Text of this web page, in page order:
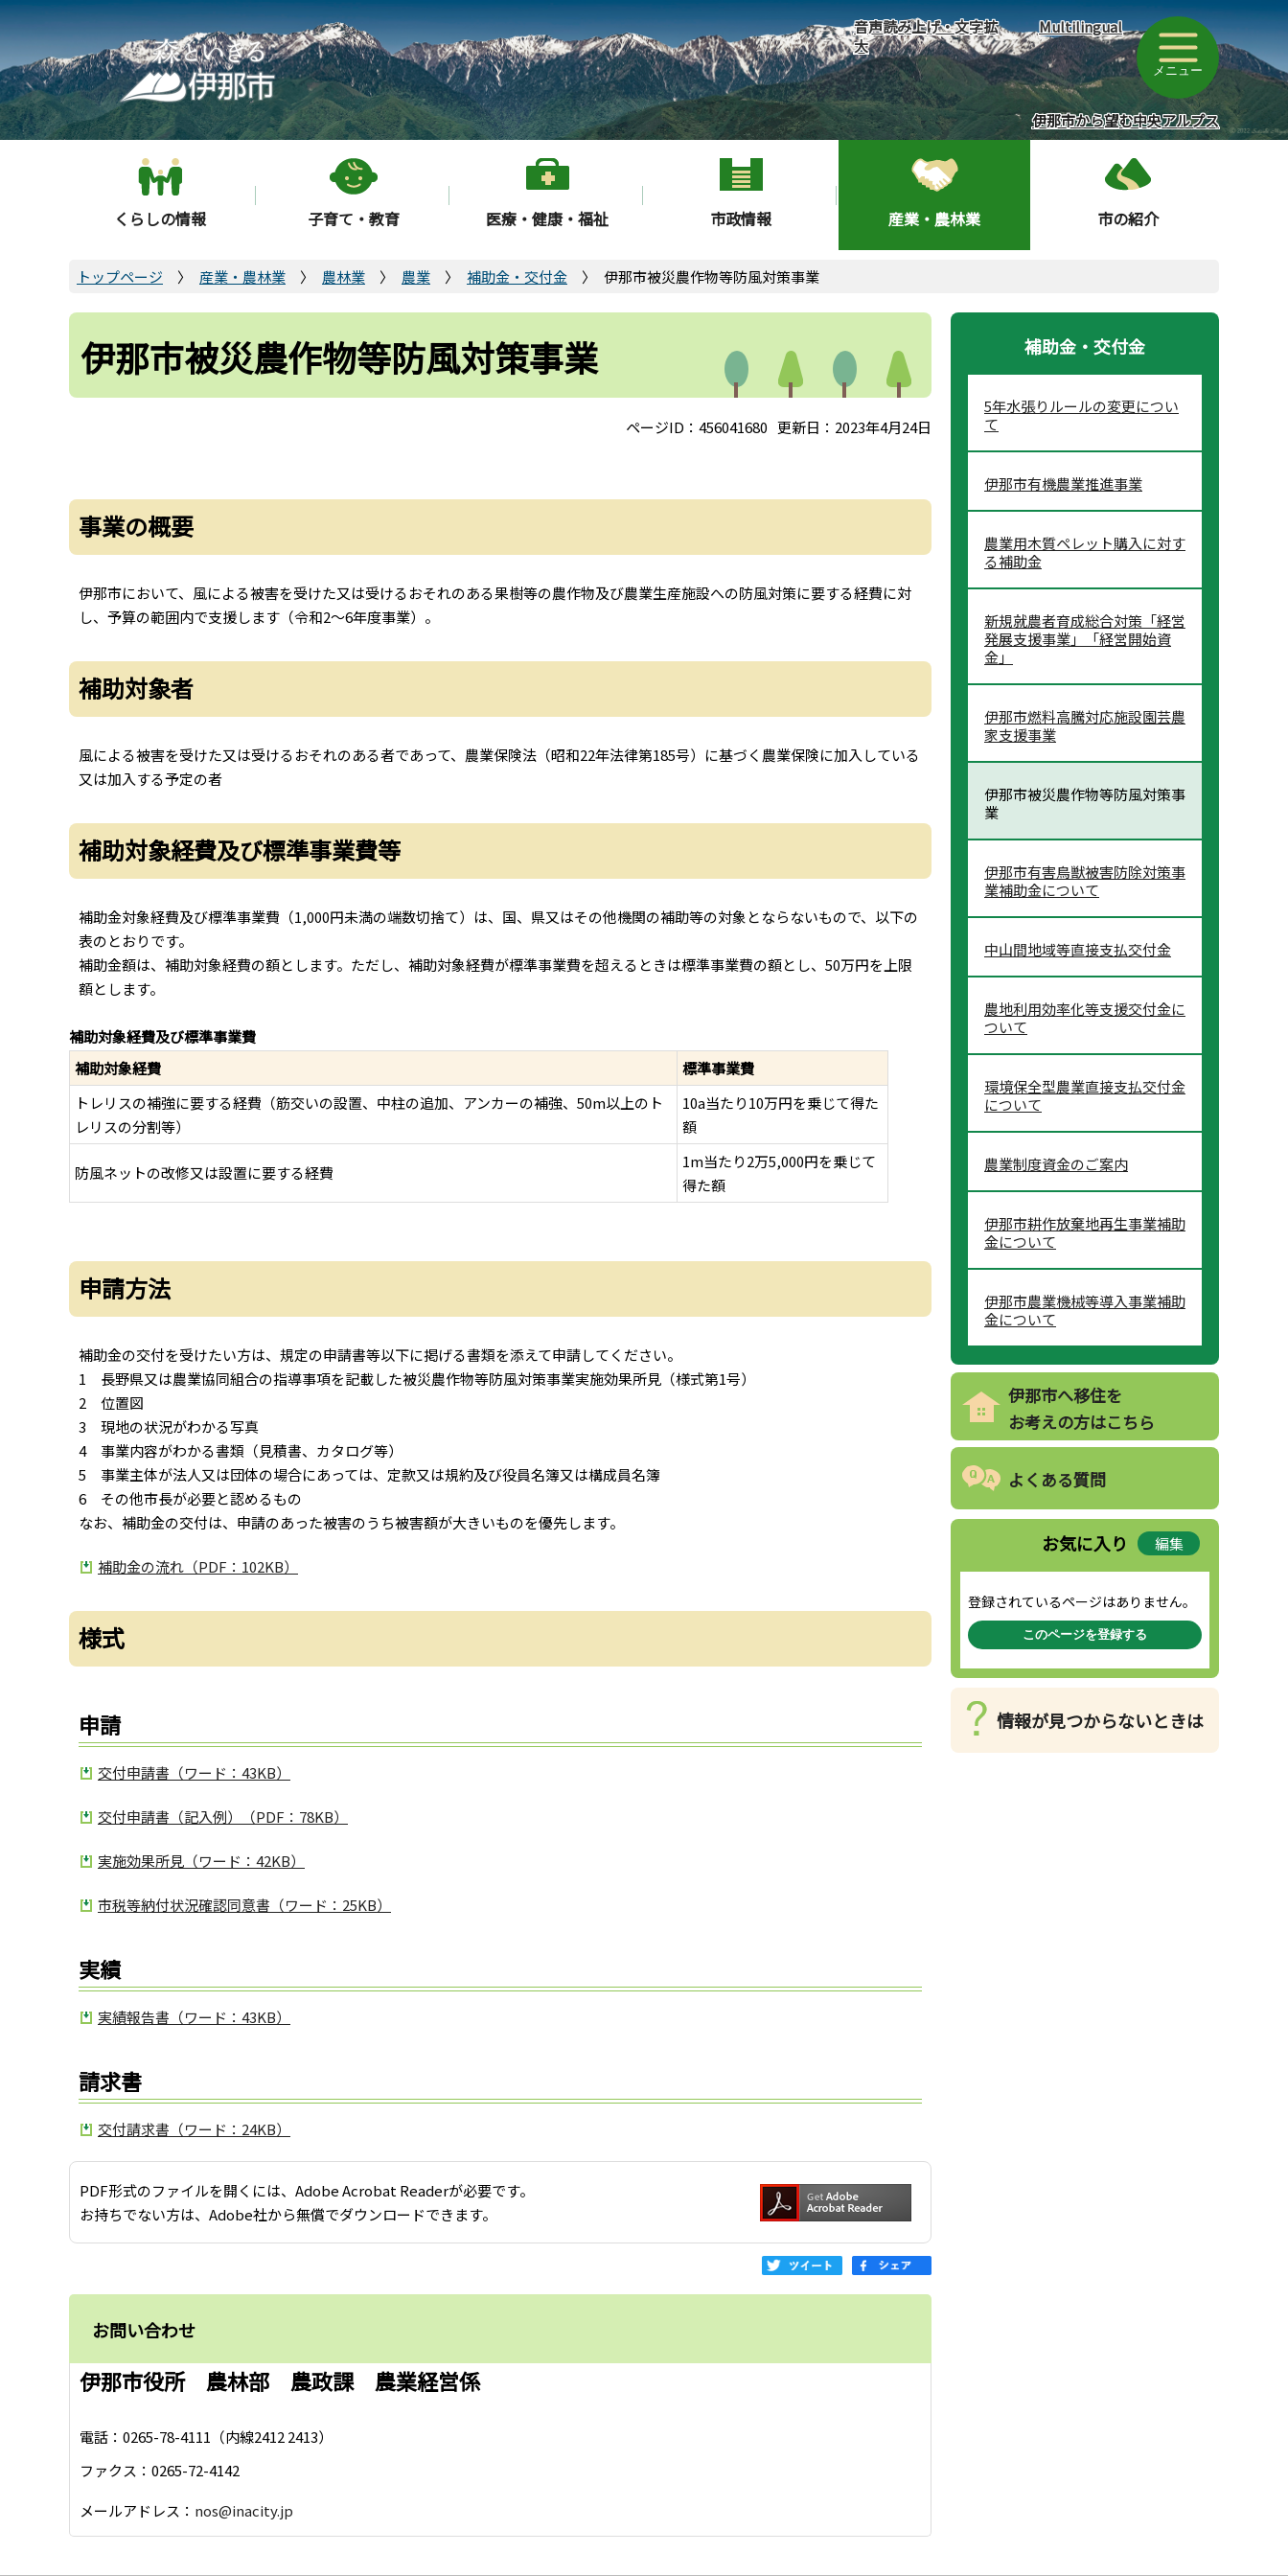
こ
の
ペ
ー
ジ
の
音声読み上げ・文字拡
大
Multilingual
メニュー
伊那市から望む中央アルプス
くらしの情報 子育て・教育 医療・健康・福祉 市政情報 産業・農林業 市の紹介
トップページ 産業・農林業 農林業 農業 補助金・交付金 伊那市被災農作物等防風対策事業
伊那市被災農作物等防風対策事業
ページID：456041680 更新日：2023年4月24日
事業の概要
伊那市において、風による被害を受けた又は受けるおそれのある果樹等の農作物及び農業生産施設への防風対策に要する経費に対
し、予算の範囲内で支援します（令和2～6年度事業）。
補助対象者
風による被害を受けた又は受けるおそれのある者であって、農業保険法（昭和22年法律第185号）に基づく農業保険に加入している
又は加入する予定の者
補助対象経費及び標準事業費等
補助金対象経費及び標準事業費（1,000円未満の端数切捨て）は、国、県又はその他機関の補助等の対象とならないもので、以下の
表のとおりです。
補助金額は、補助対象経費の額とします。ただし、補助対象経費が標準事業費を超えるときは標準事業費の額とし、50万円を上限
額とします。
補助対象経費及び標準事業費
補助対象経費
標準事業費
トレリスの補強に要する経費（筋交いの設置、中柱の追加、アンカーの補強、50m以上のト
レリスの分割等）
10a当たり10万円を乗じて得た
額
防風ネットの改修又は設置に要する経費
1m当たり2万5,000円を乗じて
得た額
申請方法
補助金の交付を受けたい方は、規定の申請書等以下に掲げる書類を添えて申請してください。
1 長野県又は農業協同組合の指導事項を記載した被災農作物等防風対策事業実施効果所見（様式第1号）
2 位置図
3 現地の状況がわかる写真
4 事業内容がわかる書類（見積書、カタログ等）
5 事業主体が法人又は団体の場合にあっては、定款又は規約及び役員名簿又は構成員名簿
6 その他市長が必要と認めるもの
なお、補助金の交付は、申請のあった被害のうち被害額が大きいものを優先します。
補助金の流れ（PDF：102KB）
様式
申請
交付申請書（ワード：43KB）
交付申請書（記入例）（PDF：78KB）
実施効果所見（ワード：42KB）
市税等納付状況確認同意書（ワード：25KB）
実績
実績報告書（ワード：43KB）
請求書
交付請求書（ワード：24KB）
PDF形式のファイルを開くには、Adobe Acrobat Readerが必要です。
お持ちでない方は、Adobe社から無償でダウンロードできます。
お問い合わせ
伊那市役所 農林部 農政課 農業経営係
電話：0265-78-4111（内線2412 2413）
ファクス：0265-72-4142
メールアドレス： nos@inacity.jp
補助金・交付金
5年水張りルールの変更につい
て
伊那市有機農業推進事業
農業用木質ペレット購入に対す
る補助金
新規就農者育成総合対策「経営
発展支援事業」「経営開始資
金」
伊那市燃料高騰対応施設園芸農
家支援事業
伊那市被災農作物等防風対策事
業
伊那市有害鳥獣被害防除対策事
業補助金について
中山間地域等直接支払交付金
農地利用効率化等支援交付金に
ついて
環境保全型農業直接支払交付金
について
農業制度資金のご案内
伊那市耕作放棄地再生事業補助
金について
伊那市農業機械等導入事業補助
金について
伊那市へ移住を
お考えの方はこちら
よくある質問
お気に入り 編集
登録されているページはありません。
このページを登録する
情報が見つからないときは